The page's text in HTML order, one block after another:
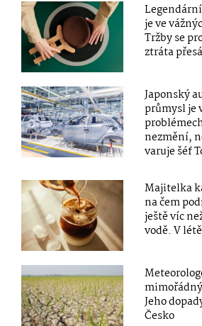
je ve
Tržby se
ztráta
Japonský
průmysl je
nezmění,
varuje šéf
Majitelka
na čem
ještě víc
vodě. V
Jeho
Česko